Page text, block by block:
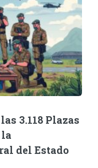
3.118 Plazas
del Estado